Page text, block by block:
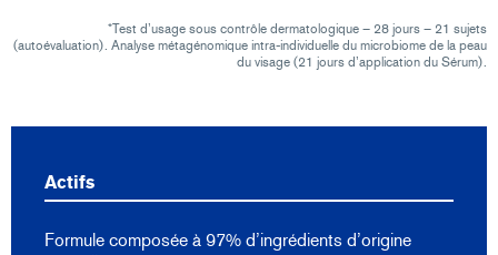
*Test d’usage sous contrôle dermatologique – 28 jours – 21 sujets
(autoévaluation). Analyse métagénomique intra-individuelle du microbiome de la peau
du visage (21 jours d’application du Sérum).
Actifs
Formule composée à 97% d’ingrédients d’origine